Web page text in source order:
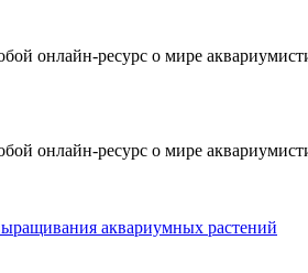
онлайн-ресурс о мире
онлайн-ресурс о мире
аквариумных растений